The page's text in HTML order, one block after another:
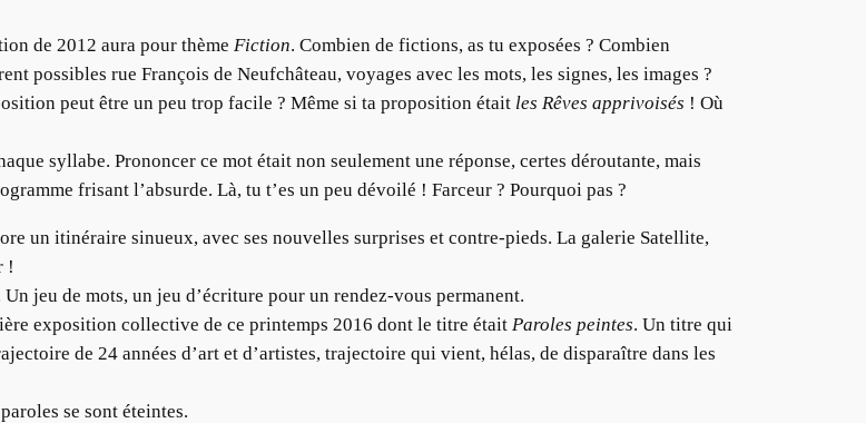
de 2012 aura pour thème Fiction. Combien de fictions, as tu exposées ? Combien
possibles rue François de Neufchâteau, voyages avec les mots, les signes, les images ?
peut être un peu trop facile ? Même si ta proposition était les Rêves apprivoisés ! Où
syllabe. Prononcer ce mot était non seulement une réponse, certes déroutante, mais
frisant l’absurde. Là, tu t’es un peu dévoilé ! Farceur ? Pourquoi pas ?
un itinéraire sinueux, avec ses nouvelles surprises et contre-pieds. La galerie Satellite,
!
jeu de mots, un jeu d’écriture pour un rendez-vous permanent.
exposition collective de ce printemps 2016 dont le titre était Paroles peintes. Un titre qui
de 24 années d’art et d’artistes, trajectoire qui vient, hélas, de disparaître dans les
se sont éteintes.